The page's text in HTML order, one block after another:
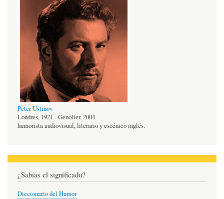
Peter Ustinov
Londres, 1921 - Genolier, 2004
humorista audiovisual, literario y escénico inglés.
¿Sabías el significado?
Diccionario del Humor